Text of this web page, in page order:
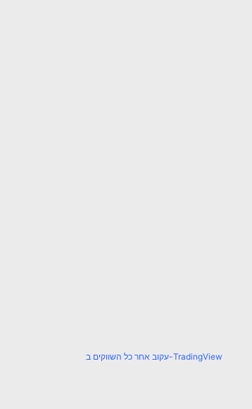
עקוב אחר כל השווקים ב-TradingView